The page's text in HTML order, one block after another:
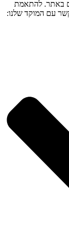
באתר. להתאמת
עם המוקד שלנו: